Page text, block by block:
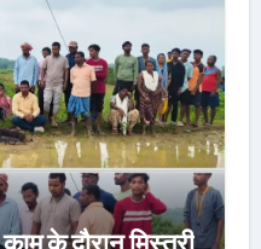
के दौरान मिस्त्री